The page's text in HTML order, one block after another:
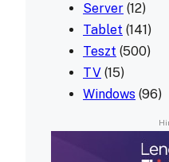
Server (12)
Tablet (141)
Teszt (500)
TV (15)
Windows (96)